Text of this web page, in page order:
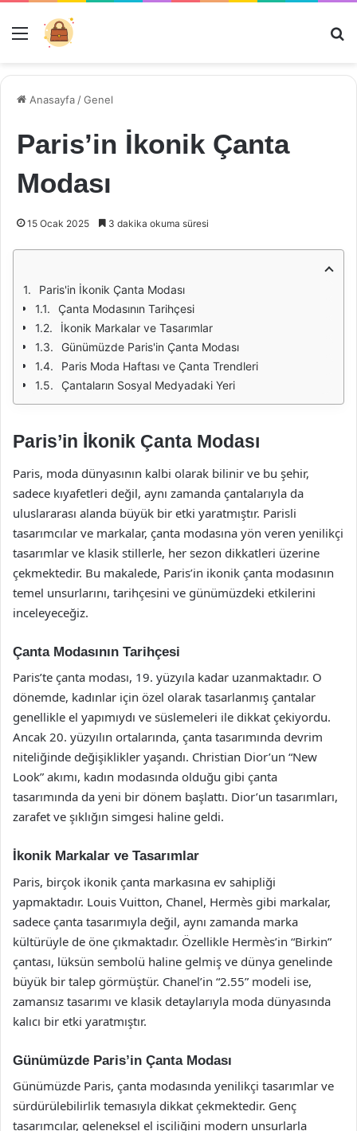
Menü
Anasayfa /Genel
Paris’in İkonik Çanta
Modası
15 Ocak 2025 3 dakika okuma süresi
Paris'in İkonik Çanta Modası
Çanta Modasının Tarihçesi
İkonik Markalar ve Tasarımlar
Günümüzde Paris'in Çanta Modası
Paris Moda Haftası ve Çanta Trendleri
Çantaların Sosyal Medyadaki Yeri
Paris’in İkonik Çanta Modası
Paris, moda dünyasının kalbi olarak bilinir ve bu şehir,
sadece kıyafetleri değil, aynı zamanda çantalarıyla da
uluslararası alanda büyük bir etki yaratmıştır. Parisli
tasarımcılar ve markalar, çanta modasına yön veren yenilikçi
tasarımlar ve klasik stillerle, her sezon dikkatleri üzerine
çekmektedir. Bu makalede, Paris’in ikonik çanta modasının
temel unsurlarını, tarihçesini ve günümüzdeki etkilerini
inceleyeceğiz.
Çanta Modasının Tarihçesi
Paris’te çanta modası, 19. yüzyıla kadar uzanmaktadır. O
dönemde, kadınlar için özel olarak tasarlanmış çantalar
genellikle el yapımıydı ve süslemeleri ile dikkat çekiyordu.
Ancak 20. yüzyılın ortalarında, çanta tasarımında devrim
niteliğinde değişiklikler yaşandı. Christian Dior’un “New
Look” akımı, kadın modasında olduğu gibi çanta
tasarımında da yeni bir dönem başlattı. Dior’un tasarımları,
zarafet ve şıklığın simgesi haline geldi.
İkonik Markalar ve Tasarımlar
Paris, birçok ikonik çanta markasına ev sahipliği
yapmaktadır. Louis Vuitton, Chanel, Hermès gibi markalar,
sadece çanta tasarımıyla değil, aynı zamanda marka
kültürüyle de öne çıkmaktadır. Özellikle Hermès’in “Birkin”
çantası, lüksün sembolü haline gelmiş ve dünya genelinde
büyük bir talep görmüştür. Chanel’in “2.55” modeli ise,
zamansız tasarımı ve klasik detaylarıyla moda dünyasında
kalıcı bir etki yaratmıştır.
Günümüzde Paris’in Çanta Modası
Günümüzde Paris, çanta modasında yenilikçi tasarımlar ve
sürdürülebilirlik temasıyla dikkat çekmektedir. Genç
tasarımcılar, geleneksel el işçiliğini modern unsurlarla